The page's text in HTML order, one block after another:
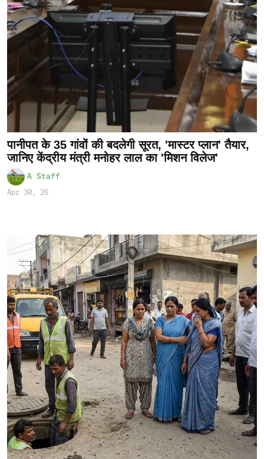
पानीपत के 35 गांवों की बदलेगी सूरत, 'मास्टर प्लान' तैयार,
जानिए केंद्रीय मंत्री मनोहर लाल का 'मिशन विलेज'
A Staff
Apr 30, 26